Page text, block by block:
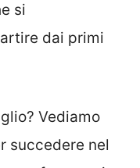
si
dai primi
Vediamo
succedere nel